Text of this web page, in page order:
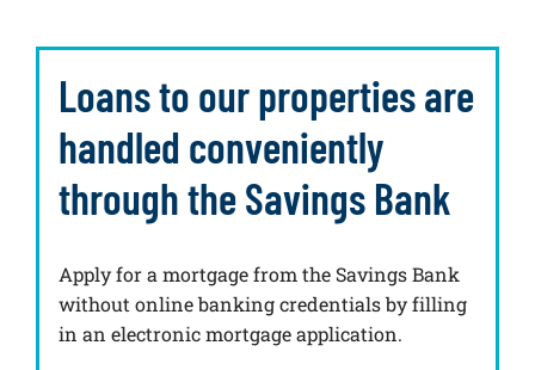
Loans to our properties are
handled conveniently
through the Savings Bank
Apply for a mortgage from the Savings Bank
without online banking credentials by filling
in an electronic mortgage application.